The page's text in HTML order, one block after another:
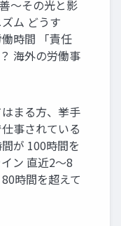
その光と影
ム どうす
時間 「責任
海外の労働事
まる方、挙手
事されている
が 100時間を
ン 直近2～8
時間を超えて